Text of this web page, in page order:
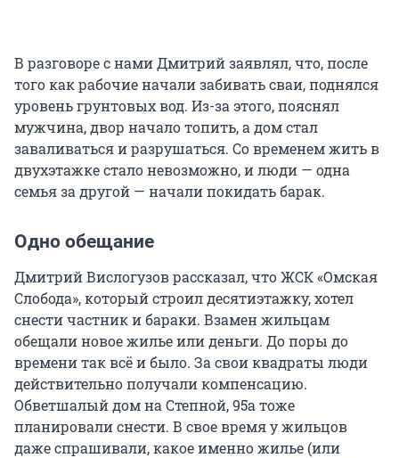
В разговоре с нами Дмитрий заявлял, что, после
того как рабочие начали забивать сваи, поднялся
уровень грунтовых вод. Из-за этого, пояснял
мужчина, двор начало топить, а дом стал
заваливаться и разрушаться. Со временем жить в
двухэтажке стало невозможно, и люди — одна
семья за другой — начали покидать барак.
Одно обещание
Дмитрий Вислогузов рассказал, что ЖСК «Омская
Слобода», который строил десятиэтажку, хотел
снести частник и бараки. Взамен жильцам
обещали новое жилье или деньги. До поры до
времени так всё и было. За свои квадраты люди
действительно получали компенсацию.
Обветшалый дом на Степной, 95а тоже
планировали снести. В свое время у жильцов
даже спрашивали, какое именно жилье (или